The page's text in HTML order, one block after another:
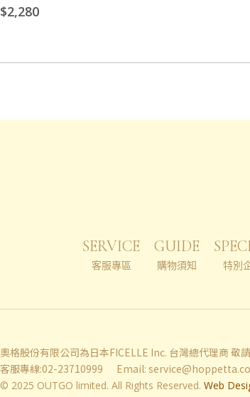
$2,280
SERVICE
客服專區
GUIDE
購物須知 特別
奧格股份有限公司為日本FICELLE Inc. 台灣總代理商 敬
客服專線:02-23710999
Email:
© 2025 OUTGO limited. All Rights Reserved. Web